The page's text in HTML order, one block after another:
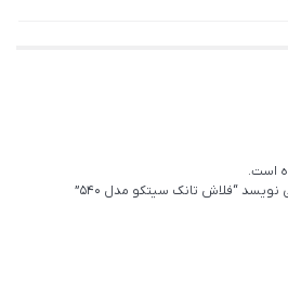
است.
“فلاش تانک سیتکو مدل 540”